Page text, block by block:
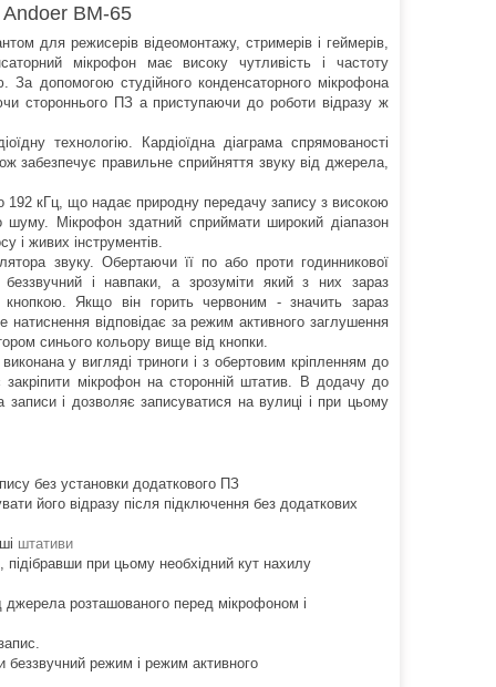
BM-65
для режисерів відеомонтажу, стримерів і геймерів,
мікрофон має високу чутливість і частоту
За допомогою студійного конденсаторного мікрофона
стороннього ПЗ а приступаючи до роботи відразу ж
технологію. Кардіоїдна діаграма спрямованості
забезпечує правильне сприйняття звуку від джерела,
192 кГц, що надає природну передачу запису з високою
шуму. Мікрофон здатний сприймати широкий діапазон
і живих інструментів.
звуку. Обертаючи її по або проти годинникової
і навпаки, а зрозуміти який з них зараз
кнопкою. Якщо він горить червоним - значить зараз
відповідає за режим активного заглушення
синього кольору вище від кнопки.
у вигляді триноги і з обертовим кріпленням до
мікрофон на сторонній штатив. В додачу до
і дозволяє записуватися на вулиці і при цьому
без установки додаткового ПЗ
його відразу після підключення без додаткових
штативи
при цьому необхідний кут нахилу
джерела розташованого перед мікрофоном і
беззвучний режим і режим активного